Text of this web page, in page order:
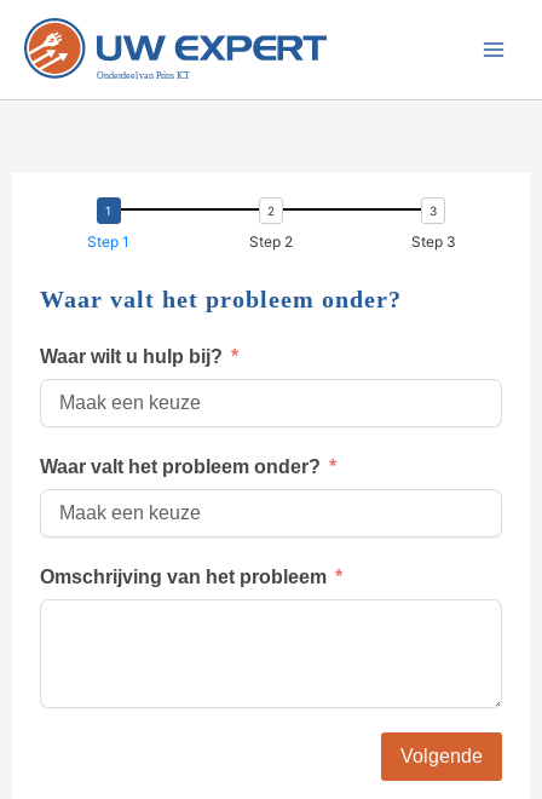
naar
inhoud
Step 1 Step 2 Step 3
Waar valt het probleem onder?
Waar wilt u hulp bij?
Waar valt het probleem onder?
Omschrijving van het probleem
Volgende